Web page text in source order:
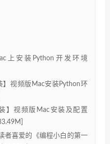
上安装Python开发环境
】视频版Mac安装Python环
】视频版Mac安装及配置
者喜爱的《编程小白的第一